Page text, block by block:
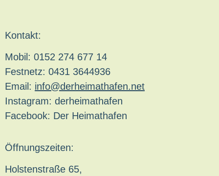
Kontakt:
Mobil: 0152 274 677 14
Festnetz: 0431 3644936
Email: info@derheimathafen.net
Instagram: derheimathafen
Facebook: Der Heimathafen
Öffnungszeiten:
Holstenstraße 65,